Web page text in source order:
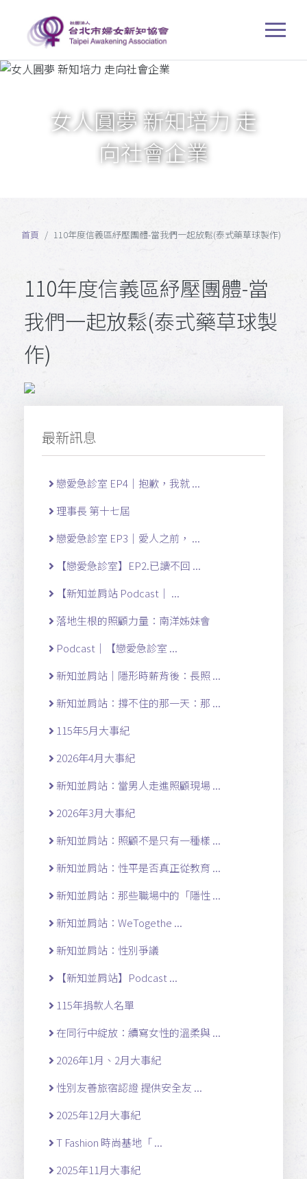
女人圓夢 新知培力 走
向社會企業
首頁 110年度信義區紓壓團體-當我們一起放鬆(泰式藥草球製作)
110年度信義區紓壓團體-當
我們一起放鬆(泰式藥草球製
作)
最新訊息
戀愛急診室 EP4｜抱歉，我就 ...
理事長 第十七屆
戀愛急診室 EP3｜愛人之前， ...
【戀愛急診室】EP2.已讀不回 ...
【新知並肩站 Podcast｜ ...
落地生根的照顧力量：南洋姊妹會
Podcast｜【戀愛急診室 ...
新知並肩站｜隱形時薪背後：長照 ...
新知並肩站：撐不住的那一天：那 ...
115年5月大事紀
2026年4月大事紀
新知並肩站：當男人走進照顧現場 ...
2026年3月大事紀
新知並肩站：照顧不是只有一種樣 ...
新知並肩站：性平是否真正從教育 ...
新知並肩站：那些職場中的「隱性 ...
新知並肩站：WeTogethe ...
新知並肩站：性別爭議
【新知並肩站】Podcast ...
115年捐款人名單
在同行中綻放：續寫女性的溫柔與 ...
2026年1月、2月大事紀
性別友善旅宿認證 提供安全友 ...
2025年12月大事紀
T Fashion 時尚基地「 ...
2025年11月大事紀